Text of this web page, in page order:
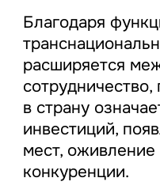
Благодаря
расширяется
в страну
инвестиций,
мест, оживление
конкуренции.